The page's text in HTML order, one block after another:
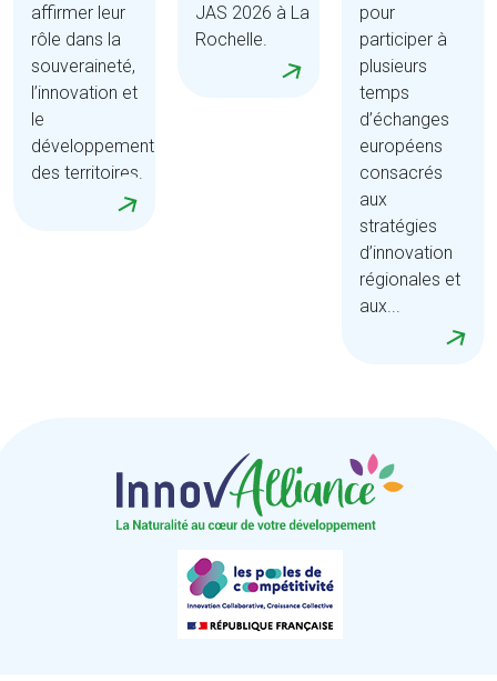
affirmer leur
rôle dans la
souveraineté,
l’innovation et
le
développement
des territoires.
JAS 2026 à La
Rochelle.
pour
participer à
plusieurs
temps
d’échanges
européens
consacrés
aux
stratégies
d’innovation
régionales et
aux...